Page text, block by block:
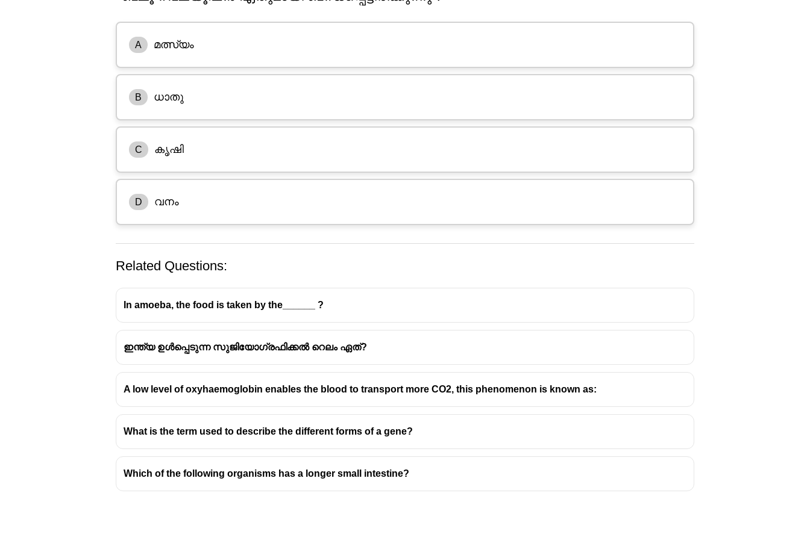
A മത്സ്യം
B ധാതു
C കൃഷി
D വനം
Related Questions:
In amoeba, the food is taken by the______ ?
ഇന്ത്യ ഉൾപ്പെടുന്ന സുജിയോഗ്രഫിക്കൽ റെലം ഏത്?
A low level of oxyhaemoglobin enables the blood to transport more CO2, this phenomenon is known as:
What is the term used to describe the different forms of a gene?
Which of the following organisms has a longer small intestine?